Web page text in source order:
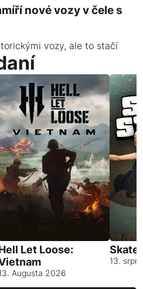
nové vozy v čele s
vozy, ale to stačí
Let Loose:
Augusta 2026
13.